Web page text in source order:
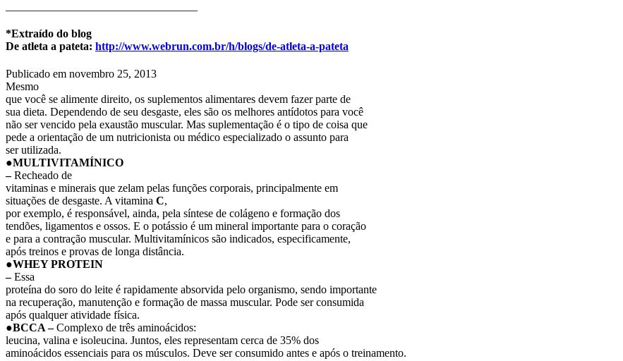
*Extraído do blog
De atleta a pateta: http://www.webrun.com.br/h/blogs/de-atleta-a-pateta
Publicado em novembro 25, 2013
Mesmo
que você se alimente direito, os suplementos alimentares devem fazer parte de
sua dieta. Dependendo de seu desgaste, eles são os melhores antídotos para você
não ser vencido pela exaustão muscular. Mas suplementação é o tipo de coisa que
pede a orientação de um nutricionista ou médico especializado o assunto para
ser utilizada.
●MULTIVITAMÍNICO
–Recheado de
vitaminas e minerais que zelam pelas funções corporais, principalmente em
situações de desgaste. A vitamina C,
por exemplo, é responsável, ainda, pela síntese de colágeno e formação dos
tendões, ligamentos e ossos. E o potássio é um mineral importante para o coração
e para a contração muscular. Multivitamínicos são indicados, especificamente,
após treinos e provas de longa distância.
●WHEY PROTEIN
–Essa
proteína do soro do leite é rapidamente absorvida pelo organismo, sendo importante
na recuperação, manutenção e formação de massa muscular. Pode ser consumida
após qualquer atividade física.
●BCCA–Complexo de três aminoácidos:
leucina, valina e isoleucina. Juntos, eles representam cerca de 35% dos
aminoácidos essenciais para os músculos. Deve ser consumido antes e após o treinamento.